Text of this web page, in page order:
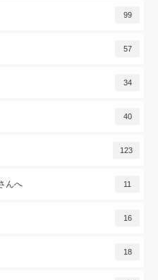
99
57
34
40
123
んへ 11
16
18